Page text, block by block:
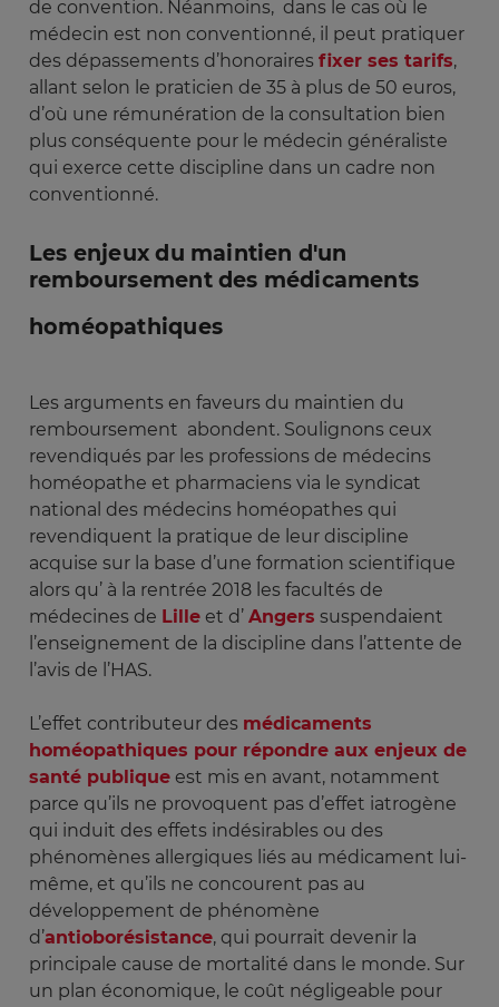
de convention. Néanmoins, dans le cas où le
médecin est non conventionné, il peut pratiquer
des dépassements d’honoraires fixer ses tarifs,
allant selon le praticien de 35 à plus de 50 euros,
d’où une rémunération de la consultation bien
plus conséquente pour le médecin généraliste
qui exerce cette discipline dans un cadre non
conventionné.
Les enjeux du maintien d'un
remboursement des médicaments
homéopathiques
Les arguments en faveurs du maintien du
remboursement abondent. Soulignons ceux
revendiqués par les professions de médecins
homéopathe et pharmaciens via le syndicat
national des médecins homéopathes qui
revendiquent la pratique de leur discipline
acquise sur la base d’une formation scientifique
alors qu’ à la rentrée 2018 les facultés de
médecines de Lille et d’ Angers suspendaient
l’enseignement de la discipline dans l’attente de
l’avis de l’HAS.
L’effet contributeur des médicaments
homéopathiques pour répondre aux enjeux de
santé publique est mis en avant, notamment
parce qu’ils ne provoquent pas d’effet iatrogène
qui induit des effets indésirables ou des
phénomènes allergiques liés au médicament lui-
même, et qu’ils ne concourent pas au
développement de phénomène
d’antioborésistance, qui pourrait devenir la
principale cause de mortalité dans le monde. Sur
un plan économique, le coût négligeable pour